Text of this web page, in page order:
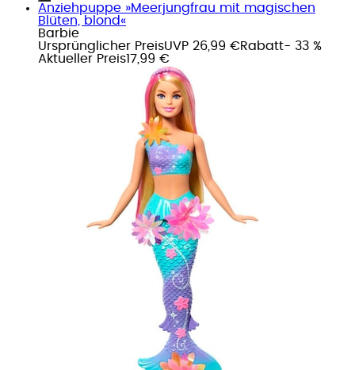
Anziehpuppe »Meerjungfrau mit magischen
Blüten, blond«
Barbie
Ursprünglicher PreisUVP 26,99 €Rabatt- 33 %
Aktueller Preis17,99 €